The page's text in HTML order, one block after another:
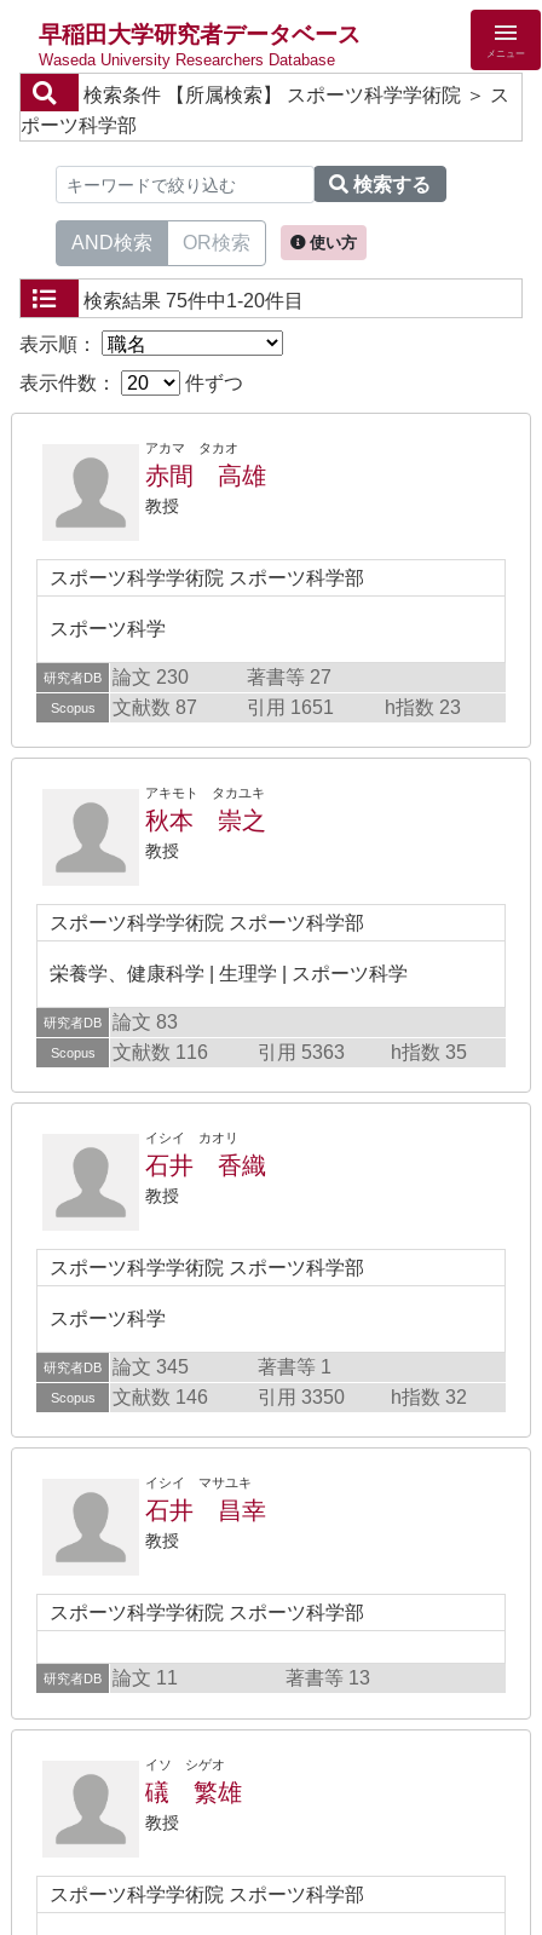
早稲田大学研究者データベース
Waseda University Researchers Database メニュー
検索条件
【所属検索】 スポーツ科学学術院 ＞ ス
ポーツ科学部
検索する
AND検索 OR検索 使い方
検索結果 75件中1-20件目
表示順：
表示件数：
件ずつ
アカマ タカオ
赤間 高雄
教授
スポーツ科学学術院 スポーツ科学部
スポーツ科学
研究者DB 論文 230 著書等 27
Scopus 文献数 87 引用 1651 h指数 23
アキモト タカユキ
秋本 崇之
教授
スポーツ科学学術院 スポーツ科学部
栄養学、健康科学 | 生理学 | スポーツ科学
研究者DB 論文 83
Scopus 文献数 116 引用 5363 h指数 35
イシイ カオリ
石井 香織
教授
スポーツ科学学術院 スポーツ科学部
スポーツ科学
研究者DB 論文 345 著書等 1
Scopus 文献数 146 引用 3350 h指数 32
イシイ マサユキ
石井 昌幸
教授
スポーツ科学学術院 スポーツ科学部
研究者DB 論文 11 著書等 13
イソ シゲオ
礒 繁雄
教授
スポーツ科学学術院 スポーツ科学部